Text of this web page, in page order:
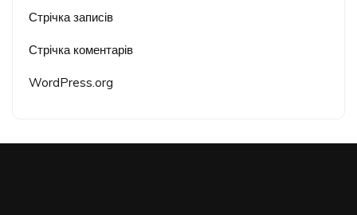
Стрічка записів
Стрічка коментарів
WordPress.org